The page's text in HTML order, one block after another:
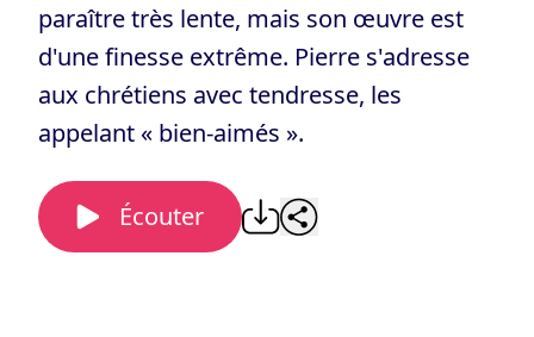
paraître très lente, mais son œuvre est
d'une finesse extrême. Pierre s'adresse
aux chrétiens avec tendresse, les
appelant « bien-aimés ».
Écouter